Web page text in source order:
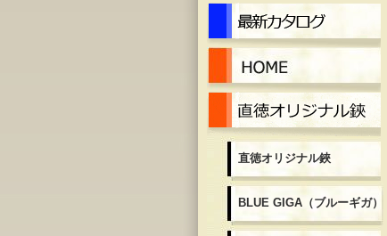
直徳オリジナル鋏
BLUE GIGA（ブルーギガ）